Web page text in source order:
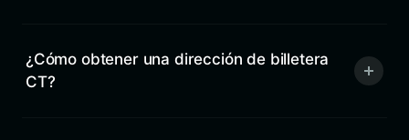
¿Cómo obtener una dirección de billetera
CT?